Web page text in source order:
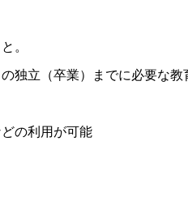
。
独立（卒業）までに必要な
の利用が可能